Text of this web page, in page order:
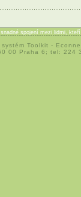
spojení mezi lidmi,
Toolkit -
00 Praha 6; tel: 224